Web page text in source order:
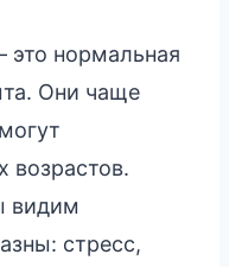
это нормальная
Они чаще
возрастов.
видим
стресс,